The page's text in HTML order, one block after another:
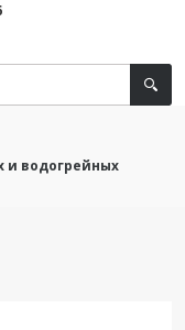
и водогрейных